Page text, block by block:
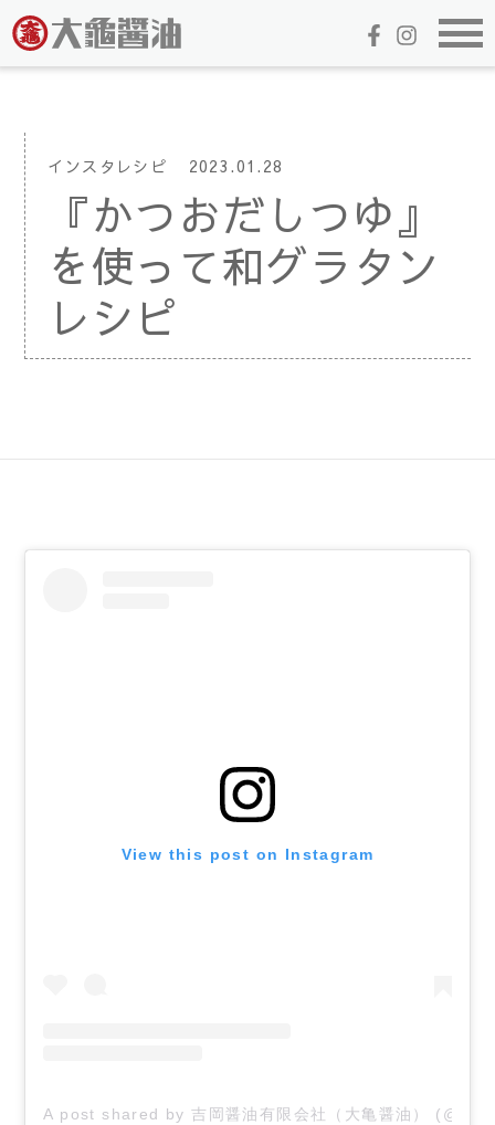
インスタレシピ 2023.01.28
『かつおだしつゆ』
を使って和グラタン
レシピ
View this post on Instagram
A post shared by 吉岡醤油有限会社（大亀醤油）